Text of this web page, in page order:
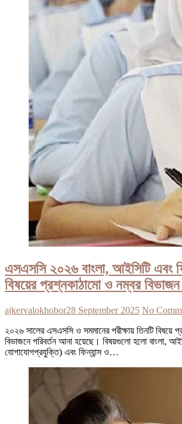
এসএসসি ২০২৬ বাংলা, আইসিটি এবং
বিষয়ের প্রশ্নকাঠামো ও নম্বর বিভাজন
ajkervalokhobor28 September 2025 No
২০২৬ সালের এসএসসি ও সমমানের পরীক্ষায় তিনটি বিষয়ে
বিভাজনে পরিবর্তন আনা হয়েছে। বিষয়গুলো হলো বাংলা,
যোগাযোগপ্রযুক্তি) এবং ফিন্যান্স ও…